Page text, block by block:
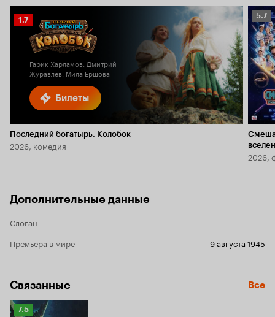
Билеты
Рейтинг
Кинопоиска
1.7
Гарик Харламов, Дмитрий
Журавлев, Мила Ершова
Последний богатырь. Колобок
2026, комедия
5.7
5.7
2026,
Дополнительные данные
Слоган
—
Премьера в мире
9 августа 1945
Связанные Все
Рейтинг
7.5